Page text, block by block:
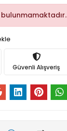
Güvenli Alışveriş